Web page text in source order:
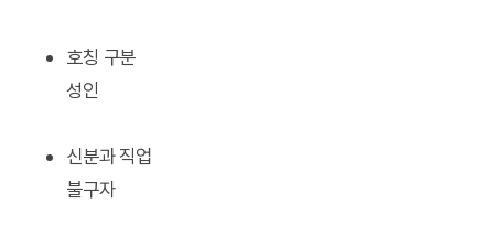
호칭 구분
성인
신분과 직업
불구자